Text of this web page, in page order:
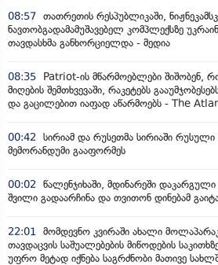
08:57 თათრეთის რესპუბლიკაში,
ნავთობგადამამუშავებელ კომპლექსზე
თავდასხმა განხორციელდა - მედია
08:35
Patriot-ის მწარმოებლები შიშობენ,
მიღების შემთხვევაში, რაკეტებს
და გაცილებით იაფად აწარმოებს - The
00:42 სირიამ და რუსეთმა სირიაში რუსული
მემორანდუმი გააფორმეს
00:02 წალენჯიხაში, მდინარეში
შვილი გადაარჩინა და თვითონ დინებამ
22:01 მომდევნო კვირაში ახალი
თავდაცვის საშუალებების მიწოდების
უფრო მეტად იქნება საგრძნობი მათივე